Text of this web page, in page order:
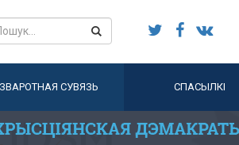
ЗВАРОТНАЯ СУВЯЗЬ СПАСЫЛКІ